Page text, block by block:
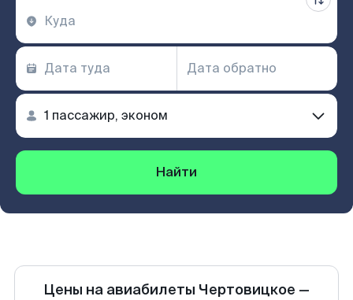
Найти
Цены на авиабилеты Чертовицкое —